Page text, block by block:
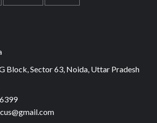
Block, Sector 63, Noida, Uttar Pradesh